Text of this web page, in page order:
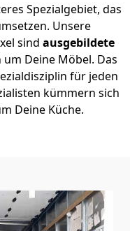
Spezialgebiet, das
Unsere
sind ausgebildete
Deine Möbel. Das
für jeden
kümmern sich
Deine Küche.